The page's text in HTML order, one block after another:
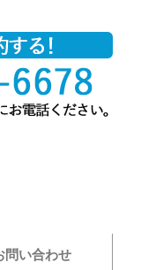
問い合わせ